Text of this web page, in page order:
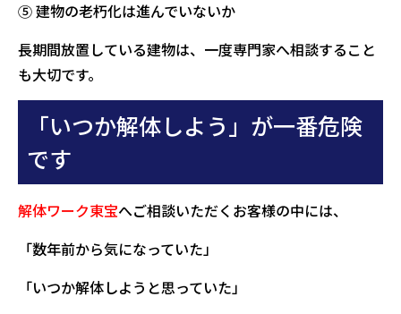
⑤ 建物の老朽化は進んでいないか
長期間放置している建物は、一度専門家へ相談すること
も大切です。
「いつか解体しよう」が一番危険
です
解体ワーク東宝へご相談いただくお客様の中には、
「数年前から気になっていた」
「いつか解体しようと思っていた」